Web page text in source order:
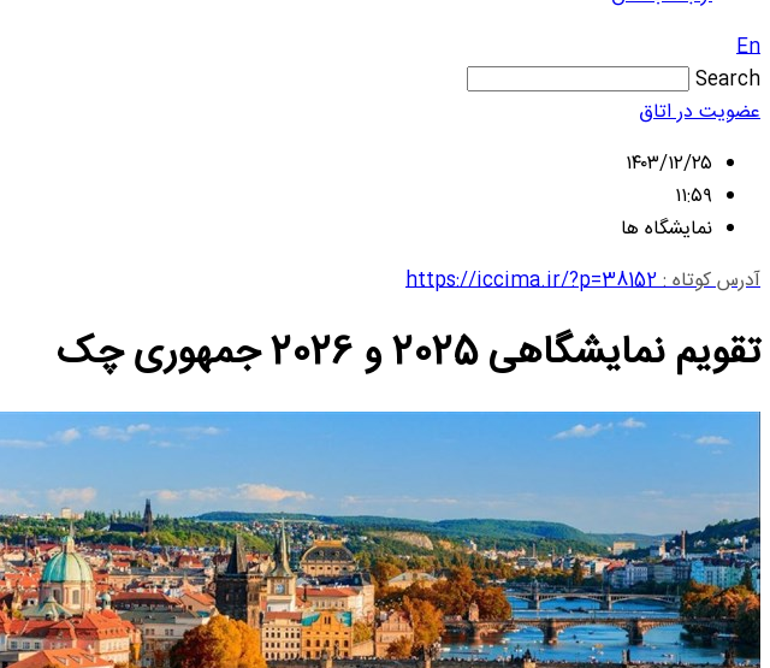
En
Search
عضویت در اتاق
۱۴۰۳/۱۲/۲۵
۱۱:۵۹
نمایشگاه ها
آدرس کوتاه :https://iccima.ir/?p=38152
تقویم نمایشگاهی 2025 و 2026 جمهوری چک